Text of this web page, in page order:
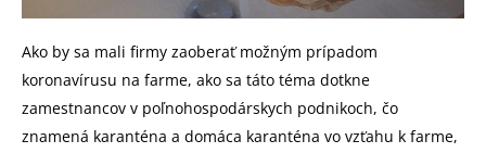
Ako by sa mali firmy zaoberať možným prípadom
koronavírusu na farme, ako sa táto téma dotkne
zamestnancov v poľnohospodárskych podnikoch, čo
znamená karanténa a domáca karanténa vo vzťahu k farme,